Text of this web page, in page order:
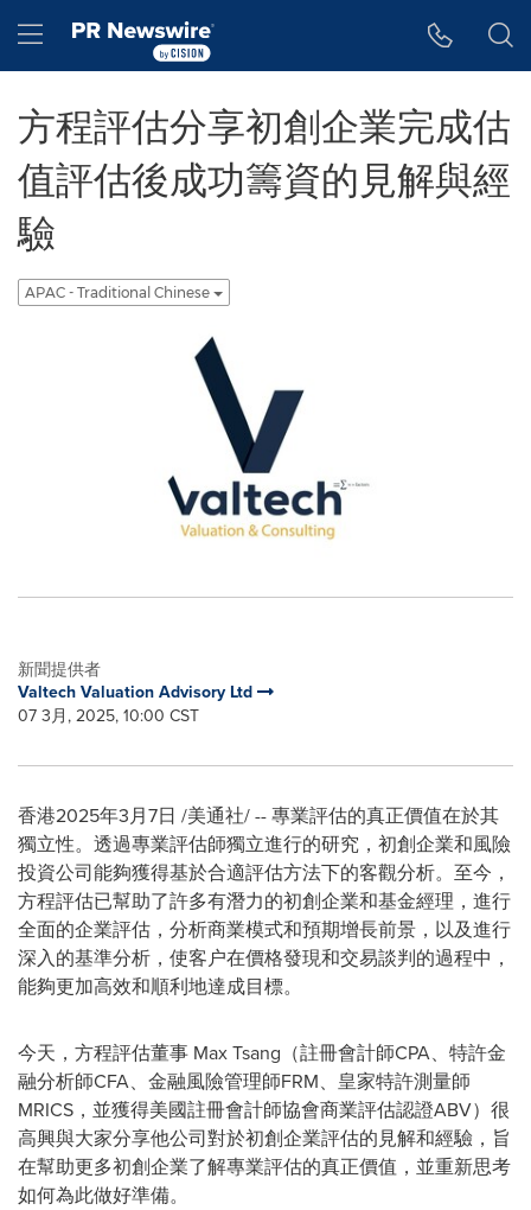
Hamburger menu
方程評估分享初創企業完成估
值評估後成功籌資的見解與經
驗
APAC - Traditional Chinese
新聞提供者
Valtech Valuation Advisory Ltd
07 3月, 2025, 10:00 CST
香港2025年3月7日 /美通社/ -- 專業評估的真正價值在於其
獨立性。透過專業評估師獨立進行的研究，初創企業和風險
投資公司能夠獲得基於合適評估方法下的客觀分析。至今，
方程評估已幫助了許多有潛力的初創企業和基金經理，進行
全面的企業評估，分析商業模式和預期增長前景，以及進行
深入的基準分析，使客户在價格發現和交易談判的過程中，
能夠更加高效和順利地達成目標。
今天，方程評估董事 Max Tsang（註冊會計師CPA、特許金
融分析師CFA、金融風險管理師FRM、皇家特許測量師
MRICS，並獲得美國註冊會計師協會商業評估認證ABV）很
高興與大家分享他公司對於初創企業評估的見解和經驗，旨
在幫助更多初創企業了解專業評估的真正價值，並重新思考
如何為此做好準備。